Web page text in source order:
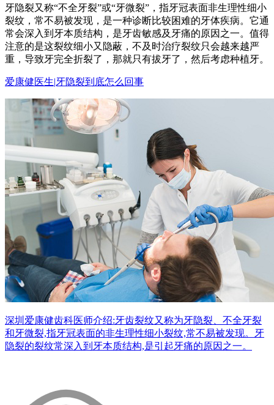
牙隐裂又称“不全牙裂”或“牙微裂”，指牙冠表面非生理性细小
裂纹，常不易被发现，是一种诊断比较困难的牙体疾病。它通
常会深入到牙本质结构，是牙齿敏感及牙痛的原因之一。值得
注意的是这裂纹细小又隐蔽，不及时治疗裂纹只会越来越严
重，导致牙完全折裂了，那就只有拔牙了，然后考虑种植牙。
爱康健医生|牙隐裂到底怎么回事
深圳爱康健齿科医师介绍:牙齿裂纹又称为牙隐裂、不全牙裂
和牙微裂,指牙冠表面的非生理性细小裂纹,常不易被发现。牙
隐裂的裂纹常深入到牙本质结构,是引起牙痛的原因之一。